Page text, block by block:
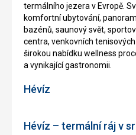
termálního jezera v Evropě.
komfortní ubytování,
bazénů, saunový svět,
centra, venkovních
širokou nabídku wellness
a vynikající gastronomii.
Hévíz
Hévíz – termální ráj v